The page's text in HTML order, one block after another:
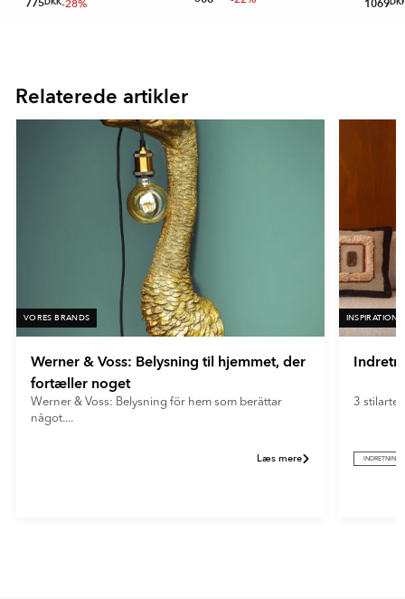
775 -28% 1069
16
Relaterede artikler
VORES BRANDS
Werner & Voss: Belysning til hjemmet, der
fortæller noget
Werner & Voss: Belysning för hem som berättar
något....
Læs mere
INSPIRATION
3
INDRETNING